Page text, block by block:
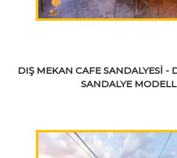
DIŞ MEKAN CAFE SANDALYESİ -
SANDALYE